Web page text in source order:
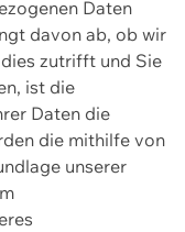
Daten
davon ab, ob wir
zutrifft und Sie
ist die
Daten die
die mithilfe von
unserer